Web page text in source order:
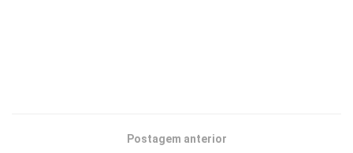
Postagem anterior